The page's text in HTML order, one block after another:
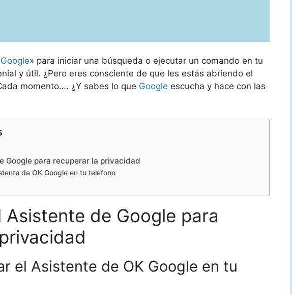
» para iniciar una búsqueda o ejecutar un comando en tu
y útil. ¿Pero eres consciente de que les estás abriendo el
momento…. ¿Y sabes lo que Google escucha y hace con las
Google para recuperar la privacidad
de OK Google en tu teléfono
Asistente de Google para
el Asistente de OK Google en tu